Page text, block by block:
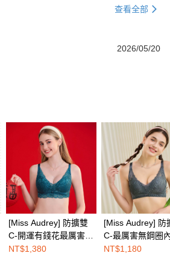
查看全部
2026/05/20
[Miss Audrey] 防擴雙
C-開運有錢花最厲害的
無鋼圈內衣-能量綠
NT$1,380
[Miss Audrey] 防
C-最厲害無鋼圈
墨石綠
NT$1,180